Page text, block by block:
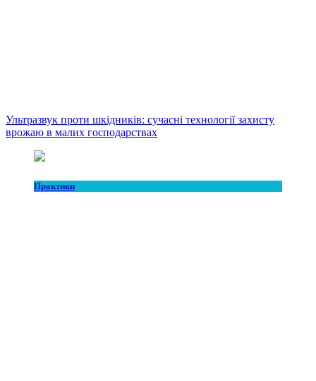
Ультразвук проти шкідників: сучасні технології захисту
врожаю в малих господарствах
Практики